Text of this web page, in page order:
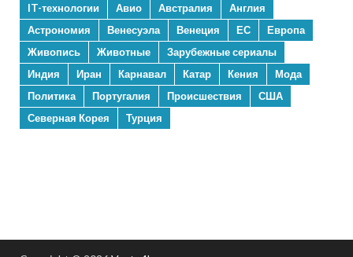
IT-технологии Авио Австралия
Англия
Астрономия
Венесуэла Венеция ЕС
Европа
Живопись
Животные
Зарубежные сериалы
Индия
Иран Карнавал Катар Кения
Мода
Политика
Португалия Происшествия
США
Северная Корея
Турция